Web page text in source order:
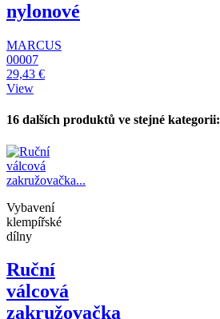
nylonové
MARCUS
00007
29,43 €
View
16 dalších produktů ve stejné kategorii:
Vybavení
klempířské
dílny
Ruční
válcová
zakružovačka